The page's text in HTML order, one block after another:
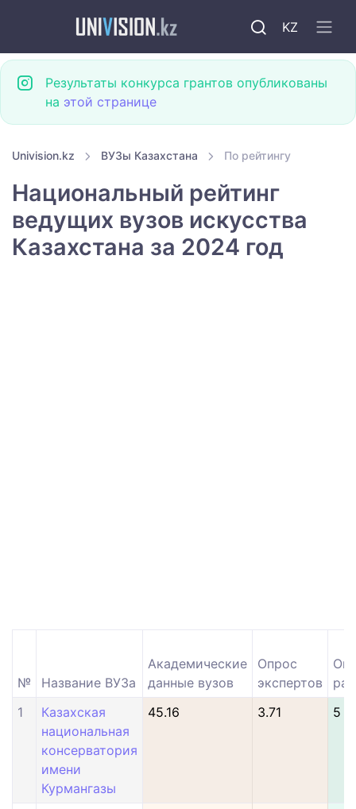
KZ
Результаты конкурса грантов опубликованы
на этой странице
Univision.kz ВУЗы Казахстана По рейтингу
Национальный рейтинг
ведущих вузов искусства
Казахстана за 2024 год
№ Название ВУЗа
Академические
данные вузов
Опрос
экспертов
1
Казахская
национальная
консерватория
имени
Курмангазы
45.16 3.71 5